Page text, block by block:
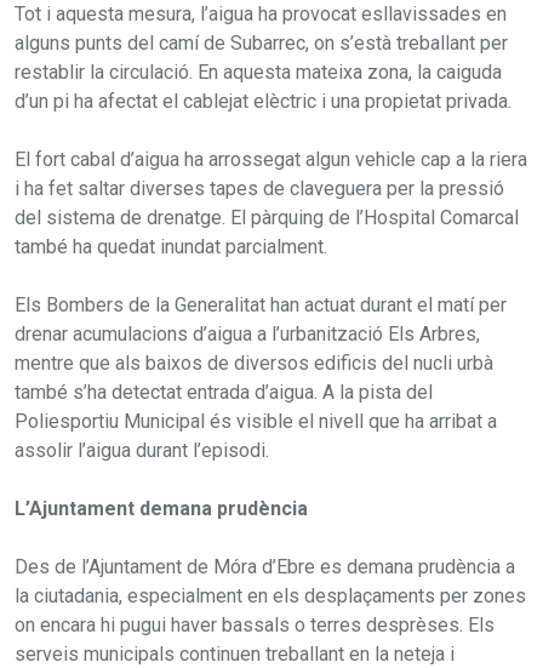
Tot i aquesta mesura, l’aigua ha provocat esllavissades en
alguns punts del camí de Subarrec, on s’està treballant per
restablir la circulació. En aquesta mateixa zona, la caiguda
d’un pi ha afectat el cablejat elèctric i una propietat privada.
El fort cabal d’aigua ha arrossegat algun vehicle cap a la riera
i ha fet saltar diverses tapes de claveguera per la pressió
del sistema de drenatge. El pàrquing de l’Hospital Comarcal
també ha quedat inundat parcialment.
Els Bombers de la Generalitat han actuat durant el matí per
drenar acumulacions d’aigua a l’urbanització Els Arbres,
mentre que als baixos de diversos edificis del nucli urbà
també s’ha detectat entrada d’aigua. A la pista del
Poliesportiu Municipal és visible el nivell que ha arribat a
assolir l’aigua durant l’episodi.
L’Ajuntament demana prudència
Des de l’Ajuntament de Móra d’Ebre es demana prudència a
la ciutadania, especialment en els desplaçaments per zones
on encara hi pugui haver bassals o terres desprèses. Els
serveis municipals continuen treballant en la neteja i